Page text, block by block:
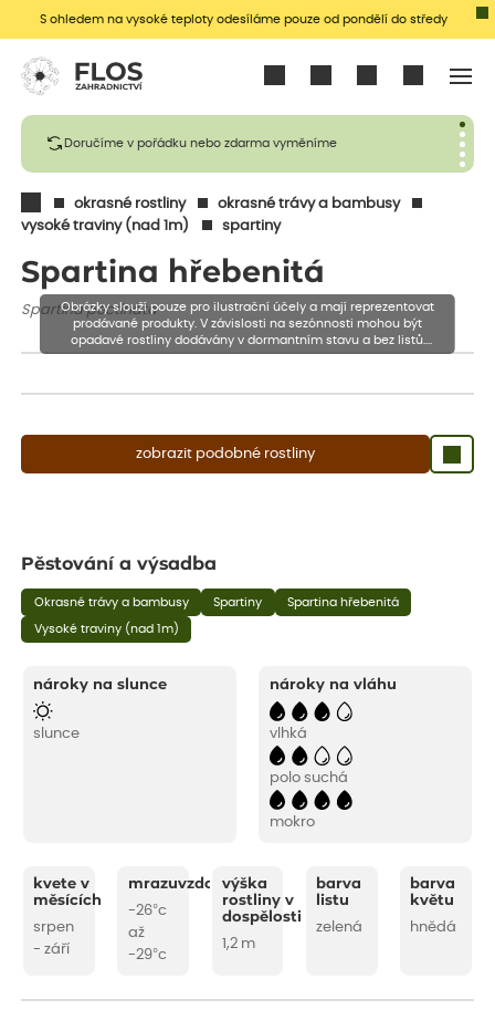
S ohledem na vysoké teploty odesíláme pouze od pondělí do středy
Doručíme v pořádku nebo zdarma vyměníme
okrasné rostliny
okrasné trávy a bambusy
vysoké traviny (nad 1m)
spartiny
Spartina hřebenitá
Spartina pectinata
zobrazit podobné rostliny
Obrázky slouží pouze pro ilustrační účely a mají reprezentovat
prodávané produkty. V závislosti na sezónnosti mohou být
opadavé rostliny dodávány v dormantním stavu a bez listů.
Rostliny mohou být také sestřiženy níže, než je uvedená výška,
Pěstování a výsadba
Okrasné trávy a bambusy Spartiny Spartina hřebenitá
Vysoké traviny (nad 1m)
nároky na slunce
slunce
nároky na vláhu
vlhká
polo suchá
mokro
kvete v
měsících
srpen
- září
mrazuvzdornost
-26°c
až
-29°c
výška
rostliny v
dospělosti
1,2 m
barva
listu
zelená
barva
květu
hnědá